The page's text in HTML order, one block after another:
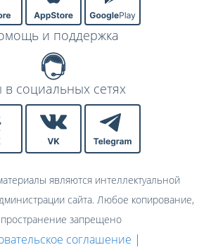
и поддержка
социальных сетях
являются интеллектуальной
сайта. Любое копирование,
запрещено
соглашение |